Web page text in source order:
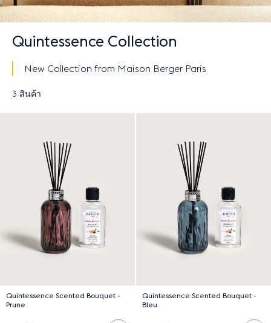
Quintessence Collection
New Collection from Maison Berger Paris
3 สินค้า
Quintessence Scented Bouquet -
Prune
Quintessence Scented Bouquet -
Bleu